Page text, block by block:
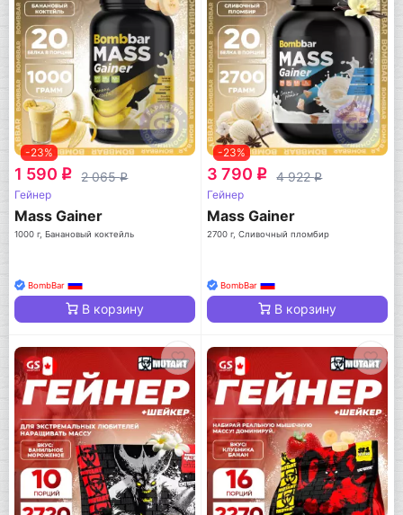
-23%
1 590 q 2 065q
Гейнер
Mass Gainer
1000 г, Банановый коктейль
BombBar
В корзину
-23%
3 790 q 4 922q
Гейнер
Mass Gainer
2700 г, Сливочный пломбир
BombBar
В корзину